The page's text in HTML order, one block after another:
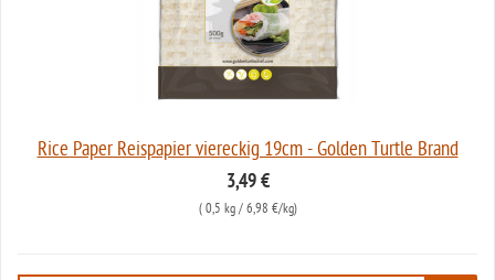
Rice Paper Reispapier viereckig 19cm - Golden Turtle Brand
3,49 €
( 0,5 kg/ 6,98 €/kg)